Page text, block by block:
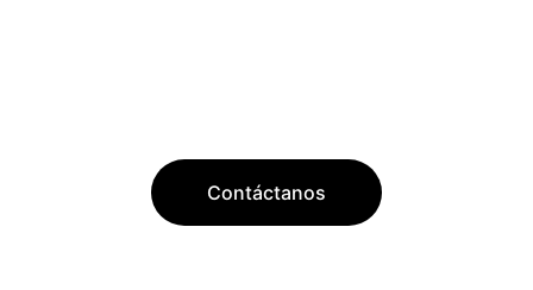
Contáctanos